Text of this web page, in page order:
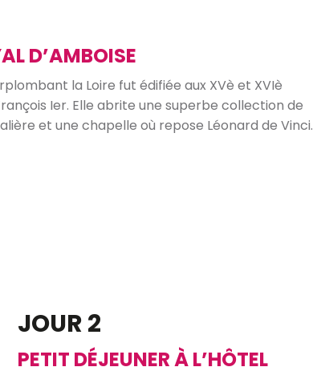
D’AMBOISE
la Loire fut édifiée aux XVè et XVIè
Ier. Elle abrite une superbe collection de
et une chapelle où repose Léonard de Vinci.
JOUR 2
PETIT DÉJEUNER À L’HÔTEL